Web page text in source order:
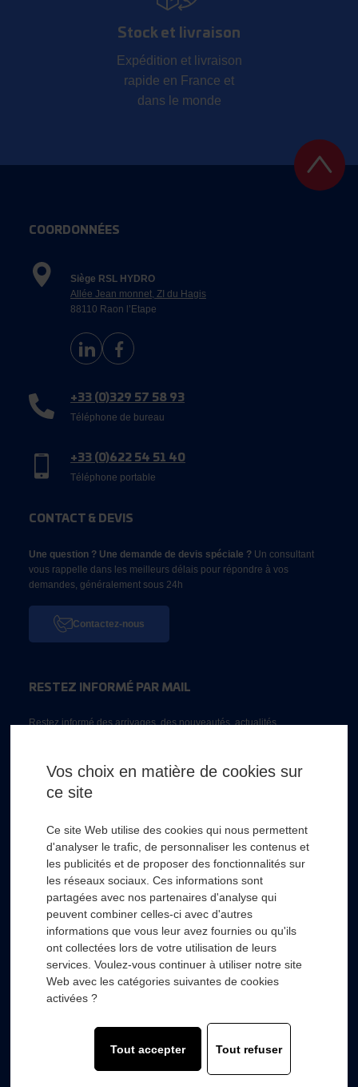
Stock et livraison
Expédition et livraison
rapide en France et
dans le monde
COORDONNÉES
Siège RSL HYDRO
Allée Jean monnet, ZI du Hagis
88110 Raon l’Etape
+33 (0)329 57 58 93
Téléphone de bureau
+33 (0)622 54 51 40
Téléphone portable
CONTACT & DEVIS
Une question ? Une demande de devis spéciale ? Un consultant
vous rappelle dans les meilleurs délais pour répondre à vos
demandes, généralement sous 24h
Contactez-nous
RESTEZ INFORMÉ PAR MAIL
Restez informé des arrivages, des nouveautés, actualités...
RSL HYDRO +
FOURNISSEURS +
SECTEURS D’ACTIVITÉS
Vos choix en matière de cookies sur
ce site
Ce site Web utilise des cookies qui nous permettent
d'analyser le trafic, de personnaliser les contenus et
les publicités et de proposer des fonctionnalités sur
les réseaux sociaux. Ces informations sont
partagées avec nos partenaires d'analyse qui
peuvent combiner celles-ci avec d'autres
informations que vous leur avez fournies ou qu'ils
ont collectées lors de votre utilisation de leurs
services. Voulez-vous continuer à utiliser notre site
Web avec les catégories suivantes de cookies
activées ?
Tout accepter Tout refuser